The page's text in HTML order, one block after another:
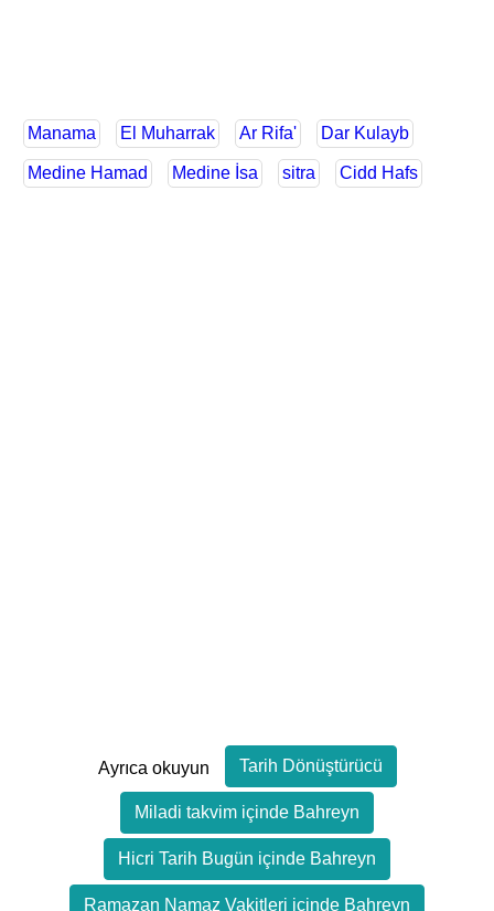
Manama El Muharrak Ar Rifa' Dar Kulayb
Medine Hamad Medine İsa sitra Cidd Hafs
Ayrıca okuyun Tarih Dönüştürücü
Miladi takvim içinde Bahreyn
Hicri Tarih Bugün içinde Bahreyn
Ramazan Namaz Vakitleri içinde Bahreyn